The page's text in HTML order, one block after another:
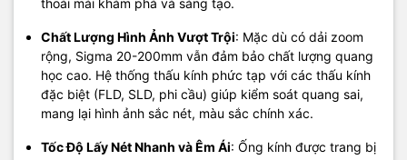
Chất Lượng Hình Ảnh Vượt Trội: Mặc dù có dải zoom
rộng, Sigma 20-200mm vẫn đảm bảo chất lượng quang
học cao. Hệ thống thấu kính phức tạp với các thấu kính
đặc biệt (FLD, SLD, phi cầu) giúp kiểm soát quang sai,
mang lại hình ảnh sắc nét, màu sắc chính xác.
Tốc Độ Lấy Nét Nhanh và Êm Ái: Ống kính được trang bị